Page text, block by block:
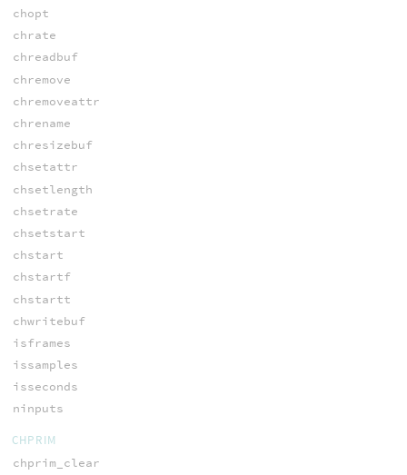
chopt
chrate
chreadbuf
chremove
chremoveattr
chrename
chresizebuf
chsetattr
chsetlength
chsetrate
chsetstart
chstart
chstartf
chstartt
chwritebuf
isframes
issamples
isseconds
ninputs
CHPRIM
chprim_clear